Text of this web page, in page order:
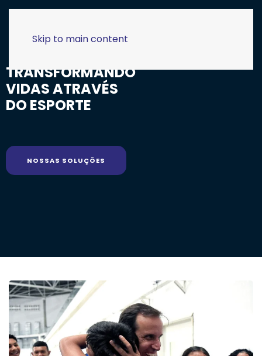
Skip to main content
TRANSFORMANDO
VIDAS ATRAVÉS
DO ESPORTE
NOSSAS SOLUÇÕES